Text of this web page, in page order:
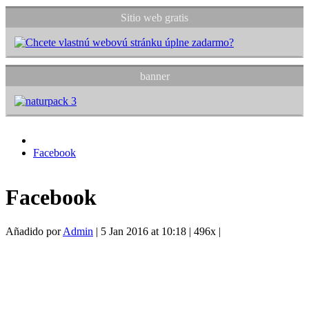
Sitio web gratis
banner
Facebook
Facebook
Añadido porAdmin | 5 Jan 2016 at 10:18 | 496x |